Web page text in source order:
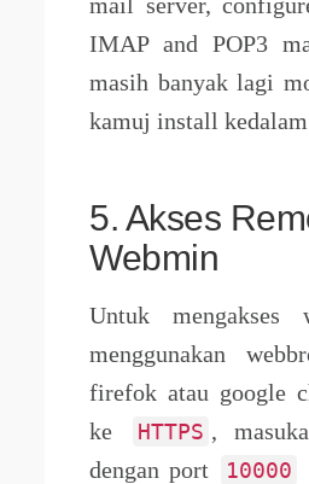
IMAP and POP3
masih banyak lagi
kamuj install
5. Akses
Webmin
Untuk mengakses
menggunakan
firefok atau google
ke
HTTPS ,
dengan port
10000